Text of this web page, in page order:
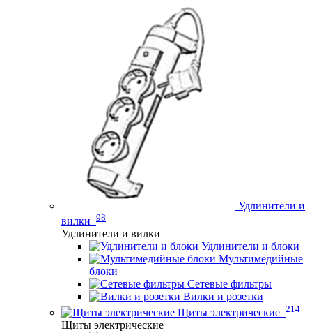
Удлинители и
вилки 98
Удлинители и вилки
Удлинители и блоки
Мультимедийные
блоки
Сетевые фильтры
Вилки и розетки
Щиты электрические 214
Щиты электрические